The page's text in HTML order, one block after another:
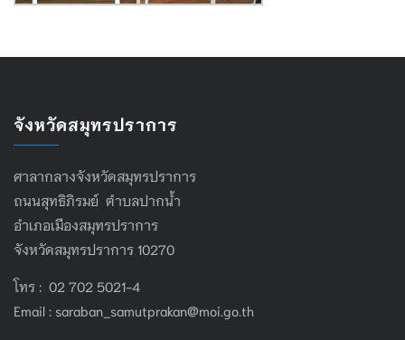
จังหวัดสมุทรปราการ
ศาลากลางจังหวัดสมุทรปราการ
ถนนสุทธิภิรมย์ ตำบลปากน้ำ
อำเภอเมืองสมุทรปราการ
จังหวัดสมุทรปราการ 10270
โทร : 02 702 5021-4
Email : saraban_samutprakan@moi.go.th